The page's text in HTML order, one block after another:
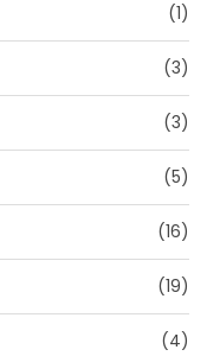
(1)
(3)
(3)
(5)
(16)
(19)
(4)